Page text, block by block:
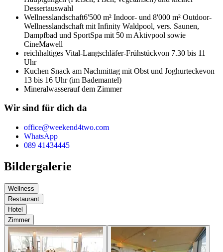
Dessertauswahl
Wellnesslandschaft6'500 m² Indoor- und 8'000 m² Outdoor-
Wellnesslandschaft mit Infinity Waldpool, vers. Saunen,
Dampfbad und SportSpa mit 50 m Aktivpool sowie
CineMawell
reichhaltiges Vital-Langschläfer-Frühstückvon 7.30 bis 11
Uhr
Kuchen Snack am Nachmittag mit Obst und Joghurteckevon
13 bis 16 Uhr (im Bademantel)
Mineralwasserauf dem Zimmer
Wir sind für dich da
office@weekend4two.com
WhatsApp
089 41434445
Bildergalerie
Wellness
Restaurant
Hotel
Zimmer